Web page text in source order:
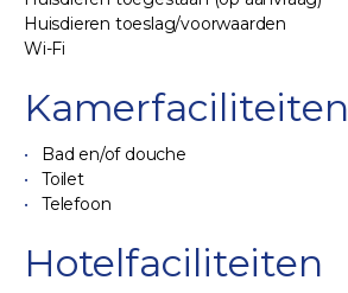
Huisdieren toeslag/voorwaarden
Wi-Fi
Kamerfaciliteiten
Bad en/of douche
Toilet
Telefoon
Hotelfaciliteiten